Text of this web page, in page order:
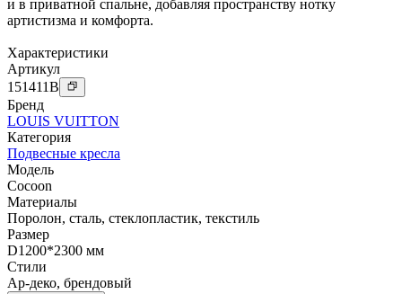
и в приватной спальне, добавляя пространству нотку
артистизма и комфорта.
Характеристики
Артикул
151411B
Бренд
LOUIS VUITTON
Категория
Подвесные кресла
Модель
Cocoon
Материалы
Поролон, сталь, стеклопластик, текстиль
Размер
D1200*2300 мм
Стили
Ар-деко, брендовый